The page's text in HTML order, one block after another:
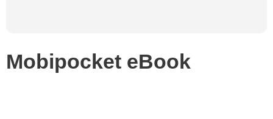
Mobipocket eBook